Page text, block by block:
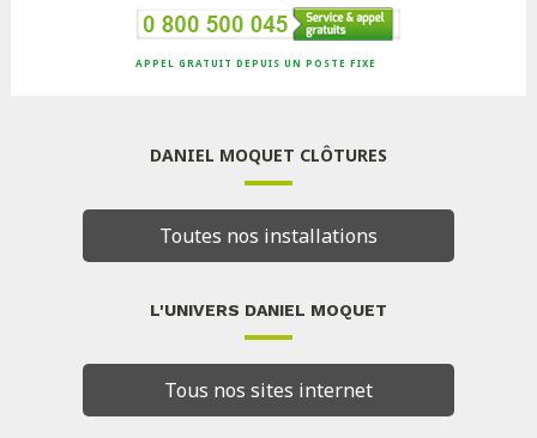
APPEL GRATUIT DEPUIS UN POSTE FIXE
DANIEL MOQUET CLÔTURES
Toutes nos installations
L'UNIVERS DANIEL MOQUET
Tous nos sites internet